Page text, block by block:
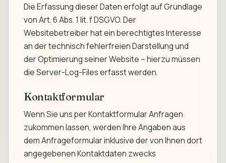
Die Erfassung dieser Daten erfolgt auf Grundlage
von Art. 6 Abs. 1 lit. f DSGVO. Der
Websitebetreiber hat ein berechtigtes Interesse
an der technisch fehlerfreien Darstellung und
der Optimierung seiner Website – hierzu müssen
die Server-Log-Files erfasst werden.
Kontaktformular
Wenn Sie uns per Kontaktformular Anfragen
zukommen lassen, werden Ihre Angaben aus
dem Anfrageformular inklusive der von Ihnen dort
angegebenen Kontaktdaten zwecks